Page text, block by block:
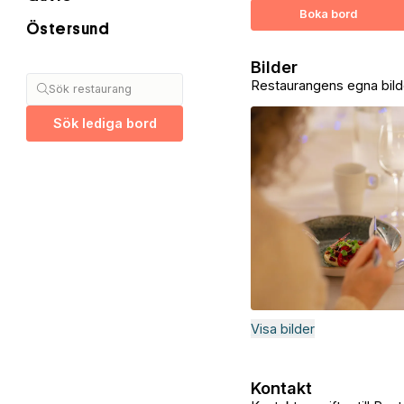
Östersund
Sök restaurang
Sök lediga bord
Boka bord
Restaurangens egna
Bilder
Visa bilder
Kontakt